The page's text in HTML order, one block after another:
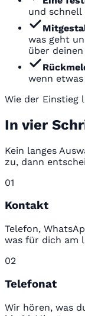
und schnell
was geht
über
wenn
Wie der Einstieg
In vier
Kein langes
zu, dann
01
Kontakt
Telefon,
was für dich am
02
Telefonat
Wir hören, was